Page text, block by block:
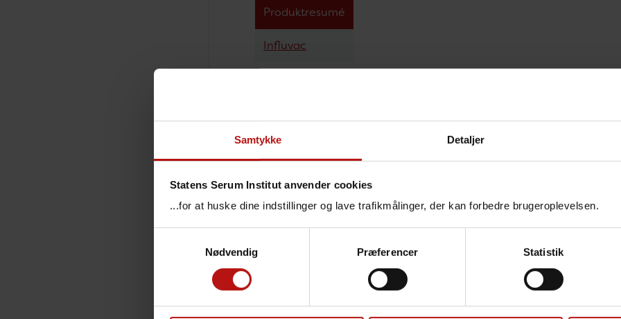
Samtykke Detaljer
Statens Serum Institut anvender cookies
...for at huske dine indstillinger og lave trafikmålinger, der kan forbedre brugeroplevelsen.
Nødvendig
Præferencer Statistik
Produktresumé
Influvac
Målgruppen for vaccination
Vaccinationsdosis
Hvem bør ikke vaccineres?